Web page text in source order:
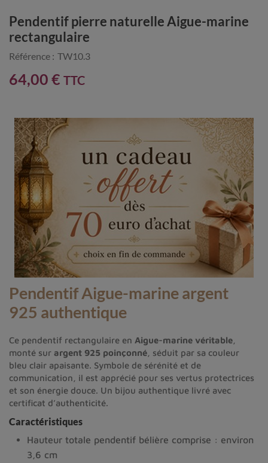
Pendentif pierre naturelle Aigue-marine
rectangulaire
Référence : TW10.3
64,00 € TTC
Pendentif Aigue-marine argent
925 authentique
Ce pendentif rectangulaire en Aigue-marine véritable
monté sur argent 925 poinçonné , séduit par sa couleur
bleu clair apaisante. Symbole de sérénité et de
communication, il est apprécié pour ses vertus protectrices
et son énergie douce. Un bijou authentique livré avec
certificat d’authenticité.
Caractéristiques
Hauteur totale pendentif bélière comprise : environ
3,6 cm